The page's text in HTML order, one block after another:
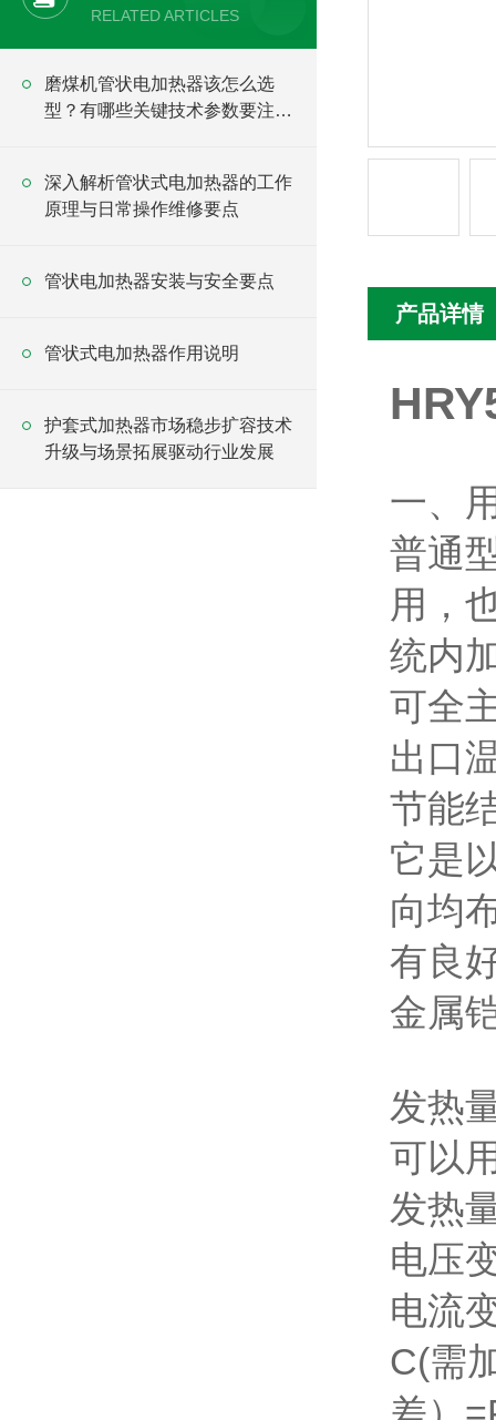
RELATED ARTICLES
磨煤机管状电加热器该怎么选
型？有哪些关键技术参数要注
深入解析管状式电加热器的工作
原理与日常操作维修要点
管状电加热器安装与安全要点
管状式电加热器作用说明
护套式加热器市场稳步扩容技术
升级与场景拓展驱动行业发展
产品详情
一、
普通
用，
统内
可全
出口
节能
它是
向均
有良
金属
发热
可以
发热
电压
电流
C(需